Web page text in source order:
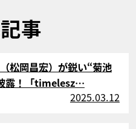
事
松岡昌宏）が鋭い“菊池
露！「timelesz…
2025.03.12